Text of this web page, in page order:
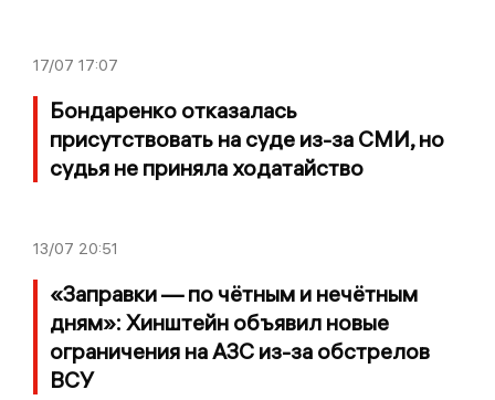
17/07 17:07
Бондаренко отказалась
присутствовать на суде из-за СМИ, но
судья не приняла ходатайство
13/07 20:51
«Заправки — по чётным и нечётным
дням»: Хинштейн объявил новые
ограничения на АЗС из-за обстрелов
ВСУ